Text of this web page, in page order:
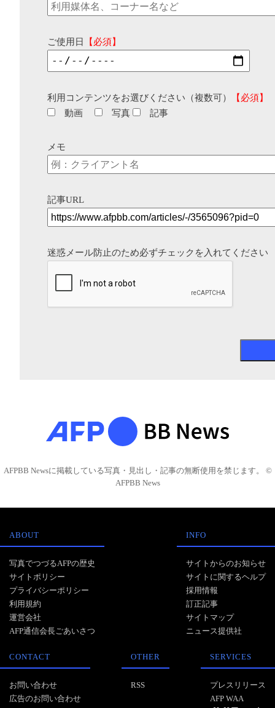
ご使用日 【必須】
利用コンテンツをお選びください（複数可）
【必須】
動画
写真 記事
メモ
記事URL
迷惑メール防止のため必ずチェックを入れてください
AFPBB Newsに掲載している写真・見出し・記事の無断使用を禁じます。 ©
AFPBB News
ABOUT
写真でつづるAFPの歴史
サイトポリシー
プライバシーポリシー
利用規約
運営会社
AFP通信会長ごあいさつ
INFO
サイトからのお知らせ
サイトに関するヘルプ
採用情報
訂正記事
サイトマップ
ニュース提供社
CONTACT
お問い合わせ
広告のお問い合わせ
OTHER
RSS
SERVICES
プレスリリース
AFP WAA